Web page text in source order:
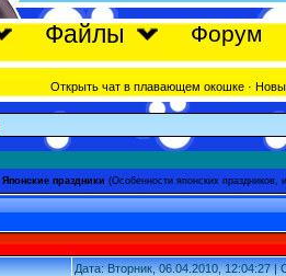
Файлы
Форум
Открыть чат в плавающем окошке·
Японские праздники (Особенности японских праздников,
Дата: Вторник, 06.04.2010, 12:04:27